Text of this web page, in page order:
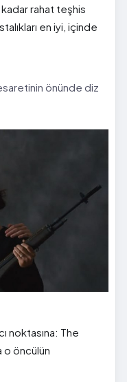
kadar rahat teşhis
en iyi, içinde
önünde diz
noktasına: The
o öncülün